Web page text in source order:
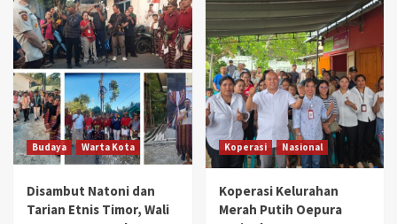
Budaya Warta Kota
Disambut Natoni dan
Tarian Etnis Timor, Wali
Koperasi Nasional
Koperasi Kelurahan
Merah Putih Oepura